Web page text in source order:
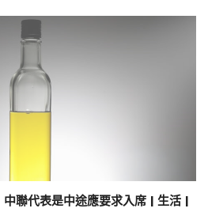
聯代表是中途應要求入席 | 生活 |